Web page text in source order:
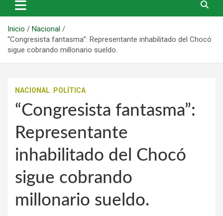
Inicio
Nacional
“Congresista fantasma”: Representante inhabilitado del Chocó
sigue cobrando millonario sueldo.
NACIONAL POLÍTICA
“Congresista fantasma”:
Representante
inhabilitado del Chocó
sigue cobrando
millonario sueldo.